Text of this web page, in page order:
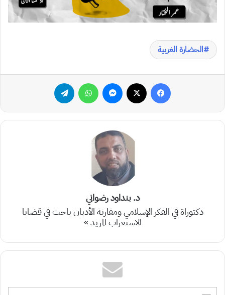
الحضارة الغربية
فيسبوك ماسنجر واتساب
د. بنداود رضواني
دكتوراة في الفكر الإسلامي ومقارنة الأديان باحث في قضايا
الاستغرابالمزيد »